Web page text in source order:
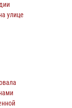
улице